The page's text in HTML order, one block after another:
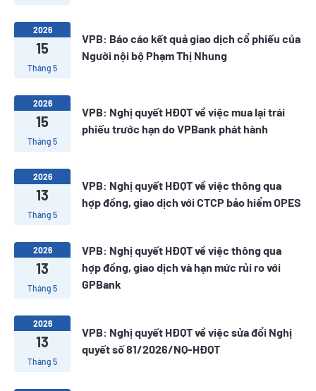
2026
15
Tháng 5
VPB: Báo cáo kết quả giao dịch cổ phiếu của
Người nội bộ Phạm Thị Nhung
2026
15
Tháng 5
VPB: Nghị quyết HĐQT về việc mua lại trái
phiếu trước hạn do VPBank phát hành
2026
13
Tháng 5
VPB: Nghị quyết HĐQT về việc thông qua
hợp đồng, giao dịch với CTCP bảo hiểm OPES
2026
13
Tháng 5
VPB: Nghị quyết HĐQT về việc thông qua
hợp đồng, giao dịch và hạn mức rủi ro với
GPBank
2026
13
Tháng 5
VPB: Nghị quyết HĐQT về việc sửa đổi Nghị
quyết số 81/2026/NQ-HĐQT